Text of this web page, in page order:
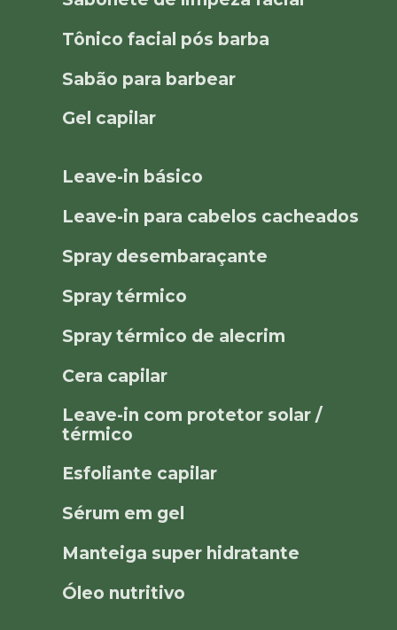
Tônico facial pós barba
Sabão para barbear
Gel capilar
Leave-in básico
Leave-in para cabelos cacheados
Spray desembaraçante
Spray térmico
Spray térmico de alecrim
Cera capilar
Leave-in com protetor solar /
térmico
Esfoliante capilar
Sérum em gel
Manteiga super hidratante
Óleo nutritivo